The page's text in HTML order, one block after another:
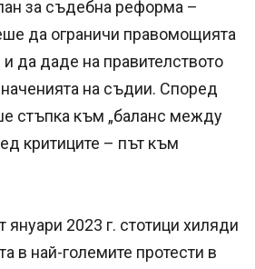
за съдебна реформа –
да ограничи правомощията
да даде на правителството
на съдии. Според
стъпка към „баланс между
критиците – път към
януари 2023 г. стотици хиляди
в най-големите протести в